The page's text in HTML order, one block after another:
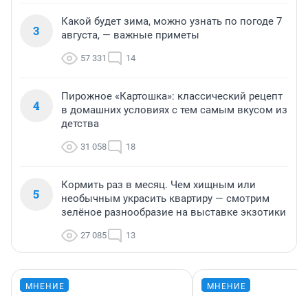
3
Какой будет зима, можно узнать по погоде 7
августа, — важные приметы
57 331 14
4
Пирожное «Картошка»: классический рецепт
в домашних условиях с тем самым вкусом из
детства
31 058 18
5
Кормить раз в месяц. Чем хищным или
необычным украсить квартиру — смотрим
зелёное разнообразие на выставке экзотики
27 085 13
МНЕНИЕ МНЕНИЕ